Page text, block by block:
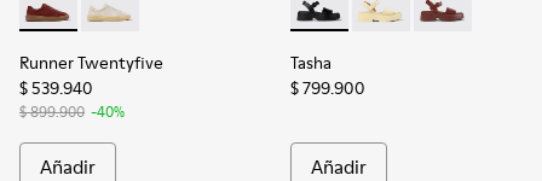
Runner Twentyfive - K201907-005 - Zapatillas de piel de
Runner Twentyfive - K201907-003
Runner Twentyfive
$ 539.940
$ 899.900 -40%
Añadir
Tasha - K201659-006 -
Tasha - K201659-013
Tasha -
Tasha
$ 799.900
Añadir